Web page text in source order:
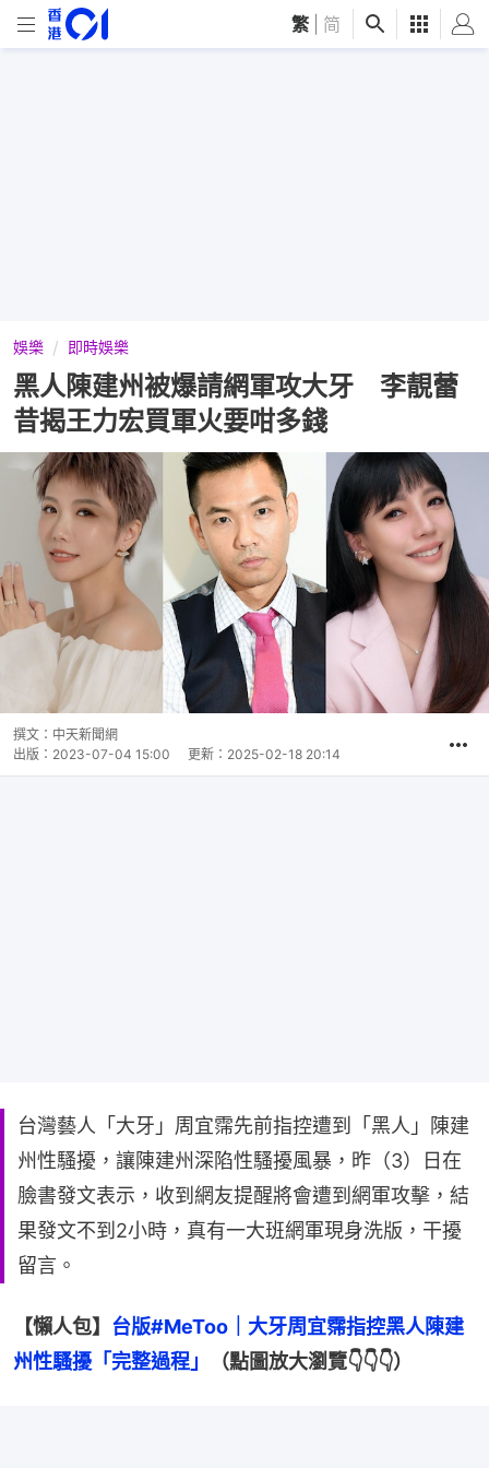
繁 简
娛樂 即時娛樂
黑人陳建州被爆請網軍攻大牙 李靚蕾
昔揭王力宏買軍火要咁多錢
撰文： 中天新聞網
出版： 2023-07-04 15:00 更新： 2025-02-18 20:14
台灣藝人「大牙」周宜霈先前指控遭到「黑人」陳建
州性騷擾，讓陳建州深陷性騷擾風暴，昨（3）日在
臉書發文表示，收到網友提醒將會遭到網軍攻擊，結
果發文不到2小時，真有一大班網軍現身洗版，干擾
留言。
【懶人包】 台版#MeToo｜大牙周宜霈指控黑人陳建
州性騷擾「完整過程」
（點圖放大瀏覽👇👇👇）